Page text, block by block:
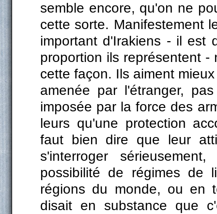
semble encore, qu'on ne
cette sorte. Manifestement
important d'Irakiens - il est
proportion ils représentent
cette façon. Ils aiment
amenée par l'étranger,
imposée par la force des
leurs qu'une protection
faut bien dire que leur
s'interroger
possibilité de régimes de
régions du monde, ou en
disait en substance que